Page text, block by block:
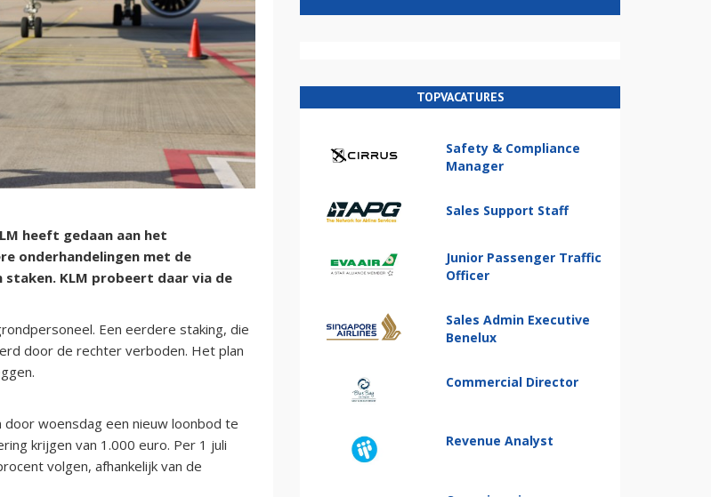
heeft gedaan aan het
onderhandelingen met de
KLM probeert daar via de
Een eerdere staking, die
door de rechter verboden. Het plan
woensdag een nieuw loonbod te
krijgen van 1.000 euro. Per 1 juli
volgen, afhankelijk van de
TOPVACATURES
Safety & Compliance
Manager
Sales Support Staff
Junior Passenger Traffic
Officer
Sales Admin Executive
Benelux
Commercial Director
Revenue Analyst